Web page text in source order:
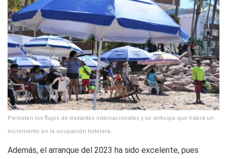
Persisten los flujos de visitantes internacionales y se anticipa que habrá un
incremento en la ocupación hotelera.
Además, el arranque del 2023 ha sido excelente, pues